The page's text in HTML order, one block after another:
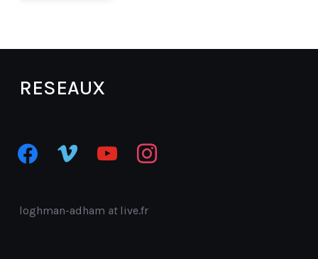
RESEAUX
facebookvimeo youtube instagram
loghman-adham atlive.fr